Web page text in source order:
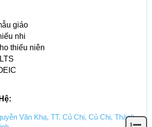
giáo
nhi
thiếu niên
Văn Khạ, TT. Củ Chi, Củ Chi, Thành